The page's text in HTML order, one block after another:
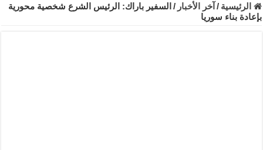
الأمن الداخلي يعثر على مقبرة جماعية في ريف اللاذقية تضم 9 جثامين
الوزير الشيباني يبحث في باريس تعزيز الاستقرار في سوريا
الرئيسية / آخر الأخبار / السفير باراك: الرئيس الشرع شخصية محورية
بإعادة بناء سوريا